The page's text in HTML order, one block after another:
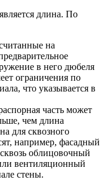
длина. По
на
в него дюбеля
ограничения по
что указывается в
часть может
чем длина
для сквозного
например, фасадный
облицовочный
вентиляционный
стены.